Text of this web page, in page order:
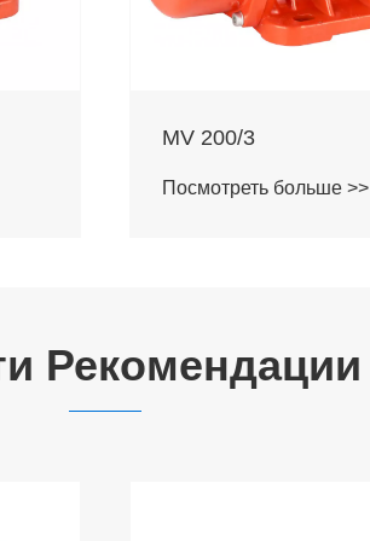
MV 300/3
Посмотреть больше >>
Рекомендации